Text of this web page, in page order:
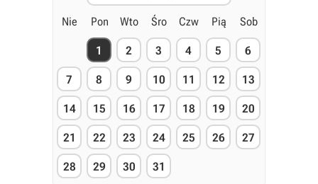
Nie Pon Wto Śro Czw Pią Sob
1 2 3 4 5 6
7 8 9 10 11 12 13
14 15 16 17 18 19 20
21 22 23 24 25 26 27
28 29 30 31